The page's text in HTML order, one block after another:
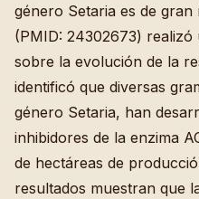
género Setaria es de gran
(PMID: 24302673)
sobre la evolución de la
identificó que diversas
género Setaria, han
inhibidores de la enzima
de hectáreas de
resultados muestran que